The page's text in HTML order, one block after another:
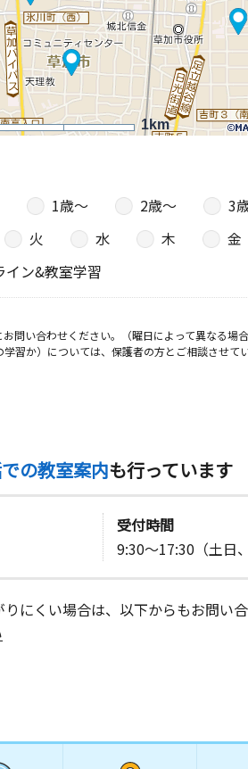
1km
1歳〜 2歳〜 3
火 水 木 金
イン&教室学習
い合わせください。（曜日によって異なる場
か）については、保護者の方とご相談させて
の教室案内も行っています
受付時間
9:30～17:30（土日
にくい場合は、以下からもお問い合